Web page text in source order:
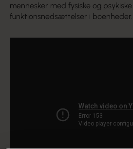
mennesker med fysiske og psykiske
funktionsnedsættelser i boenheder.